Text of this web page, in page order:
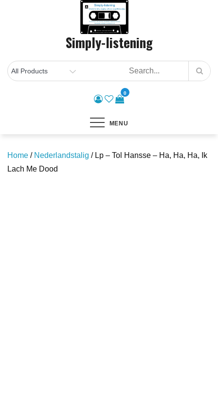
Simply-listening
0
MENU
Home / Nederlandstalig / Lp – Tol Hansse – Ha, Ha, Ha, Ik
Lach Me Dood